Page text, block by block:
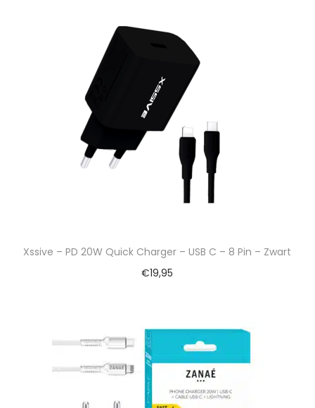
Xssive – PD 20W Quick Charger – USB C – 8 Pin – Zwart
€19,95